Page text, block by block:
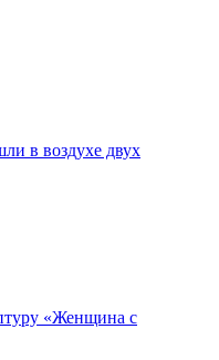
в воздухе двух
«Женщина с